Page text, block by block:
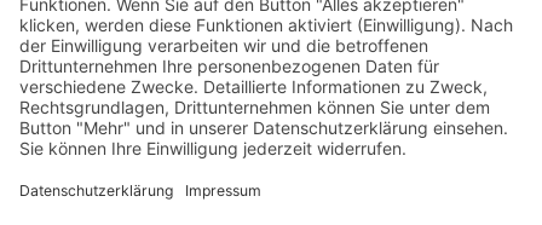
Kerpener Str. 154
50170 Kerpen
Tel
+49 (0) 2273 40 611 20
Fax
02273 40 611 20
Mail
info@schmitz-lehnen.de
Unsere Bürozeiten